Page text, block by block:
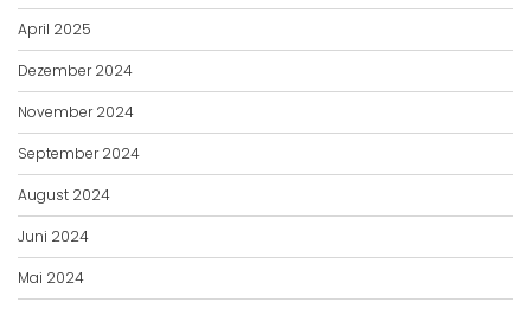
April 2025
Dezember 2024
November 2024
September 2024
August 2024
Juni 2024
Mai 2024